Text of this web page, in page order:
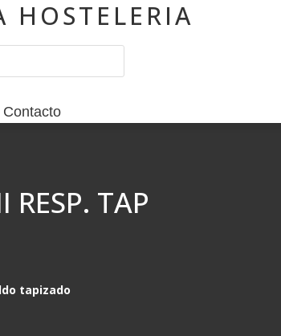
HOSTELERIA
Contacto
RESP. TAP
tapizado